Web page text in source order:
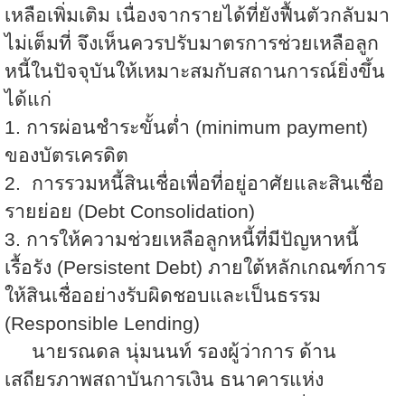
เหลือเพิ่มเติม เนื่องจากรายได้ที่ยังฟื้นตัวกลับมา
ไม่เต็มที่ จึงเห็นควรปรับมาตรการช่วยเหลือลูก
หนี้ในปัจจุบันให้เหมาะสมกับสถานการณ์ยิ่งขึ้น
ได้แก่
1. การผ่อนชำระขั้นต่ำ (minimum payment)
ของบัตรเครดิต
2. การรวมหนี้สินเชื่อเพื่อที่อยู่อาศัยและสินเชื่อ
รายย่อย (Debt Consolidation)
3. การให้ความช่วยเหลือลูกหนี้ที่มีปัญหาหนี้
เรื้อรัง (Persistent Debt) ภายใต้หลักเกณฑ์การ
ให้สินเชื่ออย่างรับผิดชอบและเป็นธรรม
(Responsible Lending)
นายรณดล นุ่มนนท์ รองผู้ว่าการ ด้าน
เสถียรภาพสถาบันการเงิน ธนาคารแห่ง